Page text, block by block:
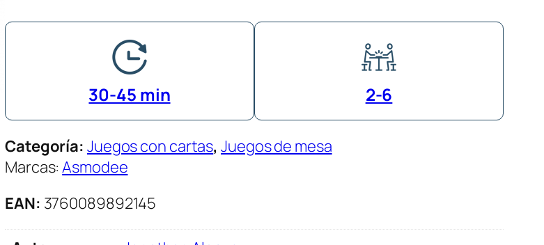
a
B
l
l
S
u
p
30-45 min 2-6
Categoría: Juegos con cartas, Juegos de mesa
Marcas:Asmodee
EAN: 3760089892145